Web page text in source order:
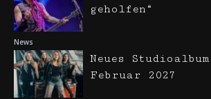
News
geholfen“
Neues
Februar 2027